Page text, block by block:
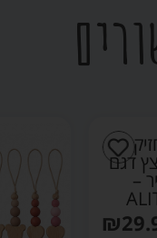
דגם
–
₪